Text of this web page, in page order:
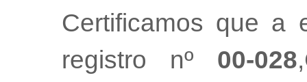
Certificamos que a
registro nº 00-028